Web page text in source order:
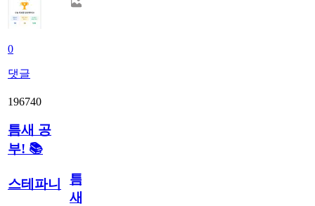
0
댓글
196740
틈새 공
부! 📚
스테파니
틈
새